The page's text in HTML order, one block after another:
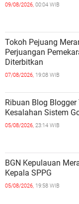
09/08/2026, 00:04 WIB
Tokoh Pejuang
Perjuangan
Diterbitkan
07/08/2026, 19:08 WIB
Ribuan Blog
Kesalahan Sistem
05/08/2026, 23:14 WIB
BGN Kepulauan
Kepala SPPG
05/08/2026, 19:58 WIB